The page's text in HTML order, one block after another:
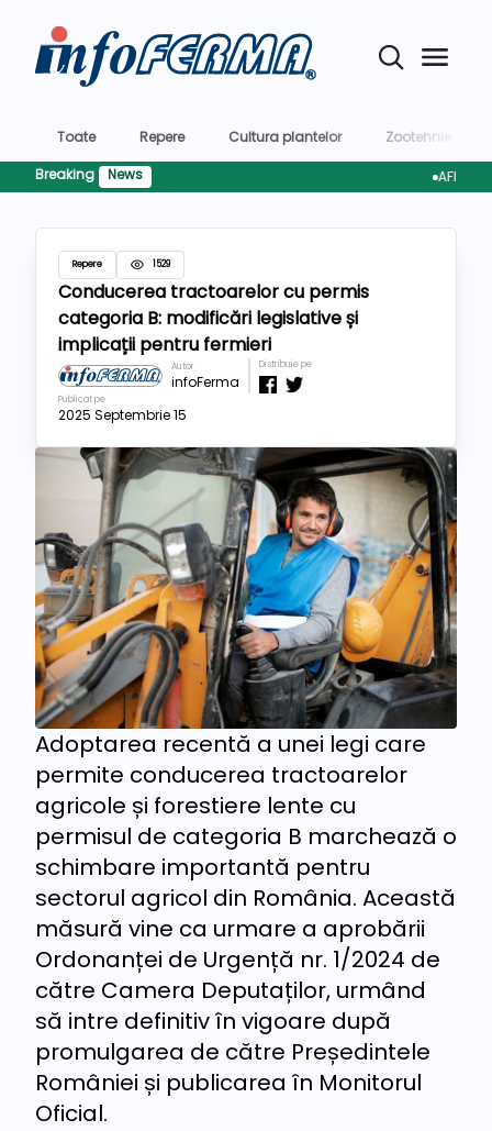
Toate Repere Cultura plantelor
Zootehnie
Breaking
News AFIR
Repere 1529
Conducerea tractoarelor cu permis
categoria B: modificări legislative și
implicații pentru fermieri
Autor
infoFerma
Distribuie pe
Publicat pe
2025 Septembrie 15
Adoptarea recentă a unei legi care
permite conducerea tractoarelor
agricole și forestiere lente cu
permisul de categoria B marchează o
schimbare importantă pentru
sectorul agricol din România. Această
măsură vine ca urmare a aprobării
Ordonanței de Urgență nr. 1/2024 de
către Camera Deputaților, urmând
să intre definitiv în vigoare după
promulgarea de către Președintele
României și publicarea în Monitorul
Oficial.